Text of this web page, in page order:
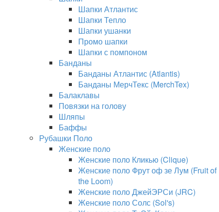
Шапки Атлантис
Шапки Тепло
Шапки ушанки
Промо шапки
Шапки с помпоном
Банданы
Банданы Атлантис (Atlantis)
Банданы МерчТекс (MerchTex)
Балаклавы
Повязки на голову
Шляпы
Баффы
Рубашки Поло
Женские поло
Женские поло Кликью (Clique)
Женские поло Фрут оф зе Лум (Fruit of
the Loom)
Женские поло ДжейЭРСи (JRC)
Женские поло Солс (Sol's)